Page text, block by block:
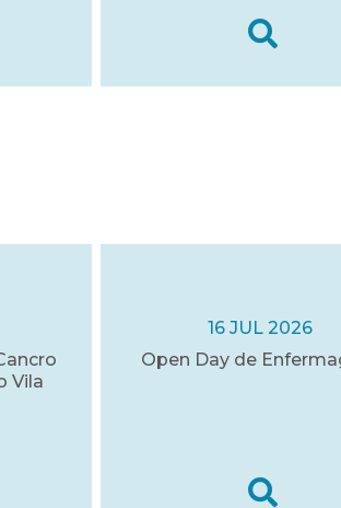
Vila
16 JUL 2026
Open Day de